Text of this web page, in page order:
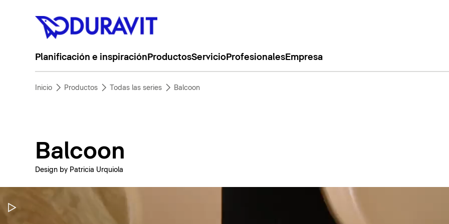
Planificación e inspiración ProductosServicioProfesionalesEmpresa
Inicio Productos Todas las series Balcoon
Balcoon
Design by Patricia Urquiola
Pausar vídeo